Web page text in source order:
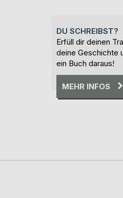
DU SCHREIBST?
Erfüll dir deinen
deine Geschichte
ein Buch daraus!
MEHR INFOS